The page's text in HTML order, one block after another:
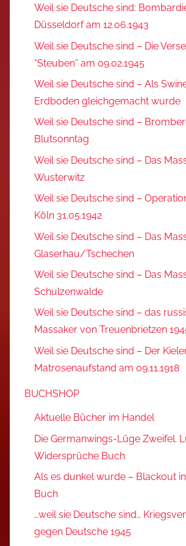
Weil sie Deutsche sind:
Düsseldorf am 12.06.1943
Weil sie Deutsche sind – Die
“Steuben” am 09.02.1945
Weil sie Deutsche sind – Als
Erdboden gleichgemacht wurde
Weil sie Deutsche sind –
Blutsonntag
Weil sie Deutsche sind – Das
Wusterwitz
Weil sie Deutsche sind –
Köln 31.05.1942
Weil sie Deutsche sind – Das
Glaserhau/Tschechen
Weil sie Deutsche sind – Das
Schulzenwalde
Weil sie Deutsche sind – das
Massaker von Treuenbrietzen
Weil sie Deutsche sind – Der
Matrosenaufstand am 09.11.1918
BUCHSHOP
Aktuelle Bücher im Handel
Die Germanwings-Lüge Zweifel.
Widersprüche Buch
Als es dunkel wurde – Blackout
Buch
…weil sie Deutsche sind…
gegen Deutsche 1945